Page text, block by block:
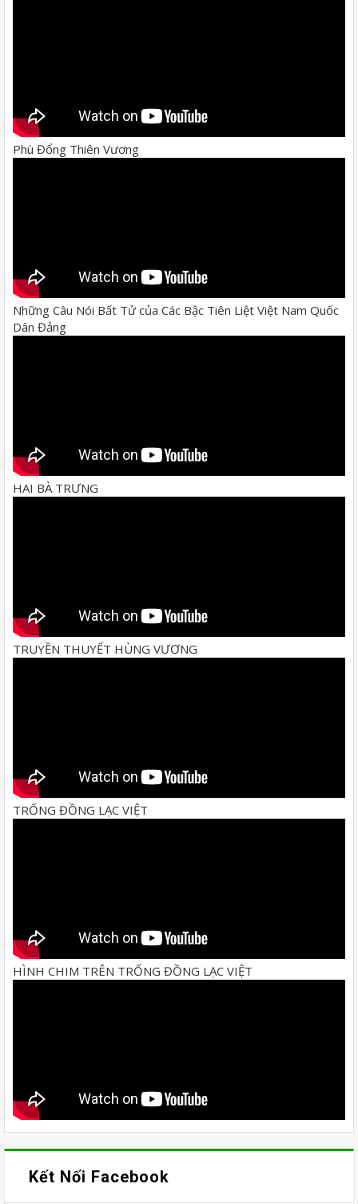
Phù Đổng Thiên Vương
Những Câu Nói Bất Tử của Các Bậc Tiên Liệt Việt Nam Quốc
Dân Đảng
HAI BÀ TRƯNG
TRUYỀN THUYẾT HÙNG VƯƠNG
TRỐNG ĐỒNG LẠC VIỆT
HÌNH CHIM TRÊN TRỐNG ĐỒNG LẠC VIỆT
Kết Nối Facebook